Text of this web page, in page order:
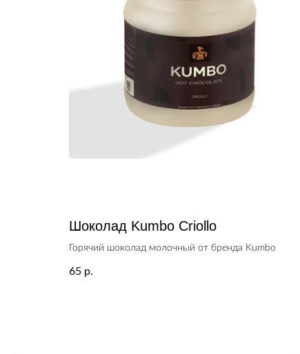
Шоколад Kumbo Criollo
Горячий шоколад молочный от бренда Kumbo
65 р.